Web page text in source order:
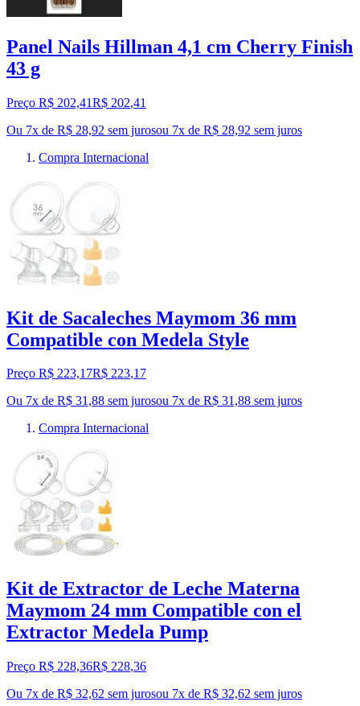
Panel Nails Hillman 4,1 cm Cherry Finish
43 g
Preço R$ 202,41R$ 202,41
Ou 7x de R$ 28,92 sem jurosou 7x de R$ 28,92 sem juros
Compra Internacional
Kit de Sacaleches Maymom 36 mm
Compatible con Medela Style
Preço R$ 223,17R$ 223,17
Ou 7x de R$ 31,88 sem jurosou 7x de R$ 31,88 sem juros
Compra Internacional
Kit de Extractor de Leche Materna
Maymom 24 mm Compatible con el
Extractor Medela Pump
Preço R$ 228,36R$ 228,36
Ou 7x de R$ 32,62 sem jurosou 7x de R$ 32,62 sem juros